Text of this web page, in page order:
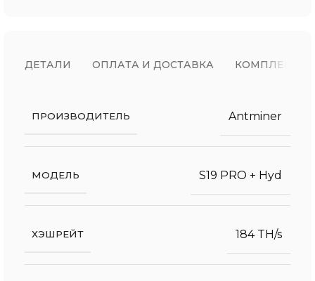
ДЕТАЛИ ОПЛАТА И ДОСТАВКА КОМПЛЕКТ
ПРОИЗВОДИТЕЛЬ Antminer
МОДЕЛЬ S19 PRO + Hyd
ХЭШРЕЙТ 184 TH/s